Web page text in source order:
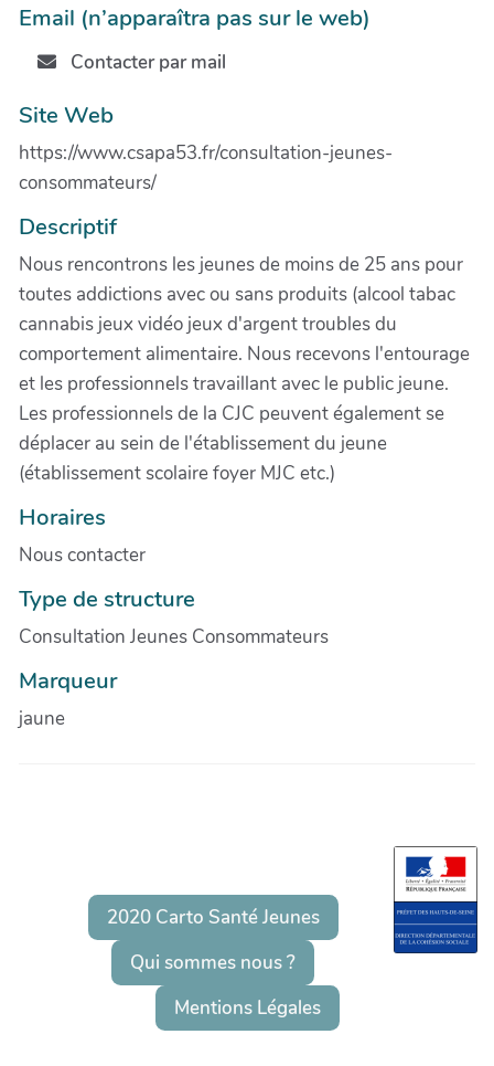
Email (n’apparaîtra pas sur le web)
Contacter par mail
Site Web
https://www.csapa53.fr/consultation-jeunes-
consommateurs/
Descriptif
Nous rencontrons les jeunes de moins de 25 ans pour
toutes addictions avec ou sans produits (alcool tabac
cannabis jeux vidéo jeux d'argent troubles du
comportement alimentaire. Nous recevons l'entourage
et les professionnels travaillant avec le public jeune.
Les professionnels de la CJC peuvent également se
déplacer au sein de l'établissement du jeune
(établissement scolaire foyer MJC etc.)
Horaires
Nous contacter
Type de structure
Consultation Jeunes Consommateurs
Marqueur
jaune
2020 Carto Santé Jeunes
Qui sommes nous ?
Mentions Légales